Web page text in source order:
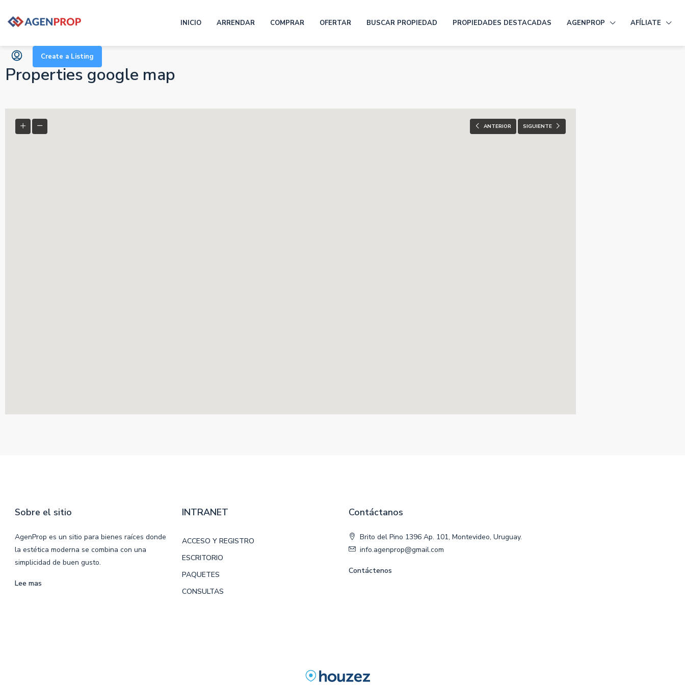
INICIO ARRENDAR COMPRAR OFERTAR BUSCAR PROPIEDAD PROPIEDADES DESTACADAS AGENPROP AFÍLIATE
Create a Listing
Properties google map
ANTERIOR SIGUIENTE
Sobre el sitio
AgenProp es un sitio para bienes raíces donde
la estética moderna se combina con una
simplicidad de buen gusto.
Lee mas
INTRANET
ACCESO Y REGISTRO
ESCRITORIO
PAQUETES
CONSULTAS
Contáctanos
Brito del Pino 1396 Ap. 101, Montevideo, Uruguay.
info.agenprop@gmail.com
Contáctenos